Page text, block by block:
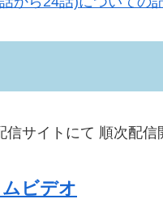
サイトにて 順次配信
ビデオ